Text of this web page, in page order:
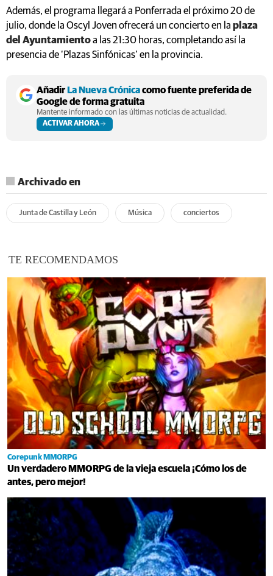
Además, el programa llegará a Ponferrada el próximo 20 de
julio, donde la Oscyl Joven ofrecerá un concierto en la plaza
del Ayuntamientoa las 21:30 horas, completando así la
presencia de ‘Plazas Sinfónicas’ en la provincia.
AñadirLa Nueva Crónicacomo fuente preferida de
Google de forma gratuita
Mantente informado con las últimas noticias de actualidad.
ACTIVAR AHORA
Archivado en
Junta de Castilla y León Música conciertos
TE RECOMENDAMOS
Corepunk MMORPG
Un verdadero MMORPG de la vieja escuela ¡Cómo los de
antes, pero mejor!